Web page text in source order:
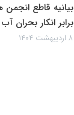
بیانیه قاطع
برابر انکار بحران
۸ اردیبهشت ۱۴۰۴